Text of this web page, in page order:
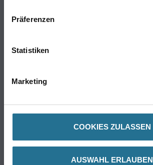
Präferenzen
Statistiken
Marketing
COOKIES ZULASSEN
AUSWAHL ERLAUBEN
Putze- und Spachtelmassen
Wand- & Deckenbeläge
Winkler & Gräbner